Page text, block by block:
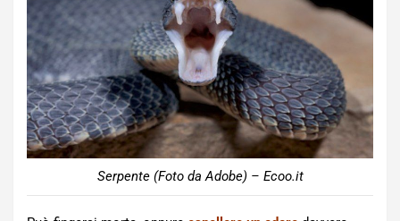
Serpente (Foto da Adobe) – Ecoo.it